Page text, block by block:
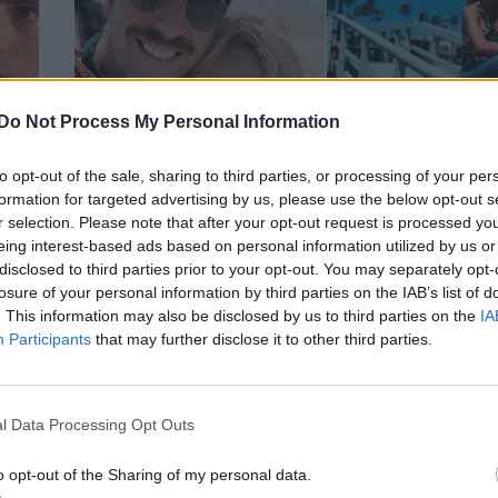
Do Not Process My Personal Information
opt-out of the sale, sharing to third parties, or processing of your
for targeted advertising by us, please use the below opt-out
selection. Please note that after your opt-out request is processed
interest-based ads based on personal information utilized by us
to third parties prior to your opt-out. You may separately
of your personal information by third parties on the IAB’s list of
This information may also be disclosed by us to third parties on the
Participants that may further disclose it to other third parties.
Data Processing Opt Outs
opt-out of the Sharing of my personal data.
Ντορέττα Παπαδημητρίου: Οι τρυφερές
φωτογραφίες με τον Γιώργο
το Λος Άντζελες
CELEBRITIES